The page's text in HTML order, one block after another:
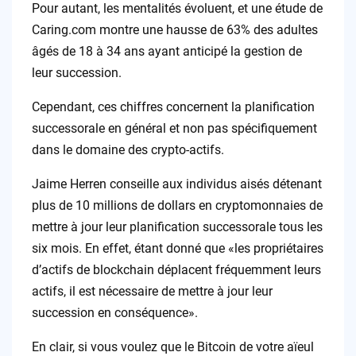
Pour autant, les mentalités évoluent, et une étude de
Caring.com montre une hausse de 63% des adultes
âgés de 18 à 34 ans ayant anticipé la gestion de
leur succession.
Cependant, ces chiffres concernent la planification
successorale en général et non pas spécifiquement
dans le domaine des crypto-actifs.
Jaime Herren conseille aux individus aisés détenant
plus de 10 millions de dollars en cryptomonnaies de
mettre à jour leur planification successorale tous les
six mois. En effet, étant donné que «les propriétaires
d’actifs de blockchain déplacent fréquemment leurs
actifs, il est nécessaire de mettre à jour leur
succession en conséquence».
En clair, si vous voulez que le Bitcoin de votre aïeul